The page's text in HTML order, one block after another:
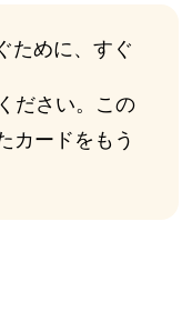
ために、すぐ
ださい。この
カードをもう